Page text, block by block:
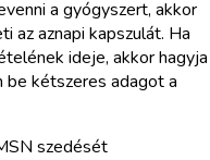
a gyógyszert, akkor
az aznapi kapszulát. Ha
ideje, akkor hagyja
kétszeres adagot a
szedését